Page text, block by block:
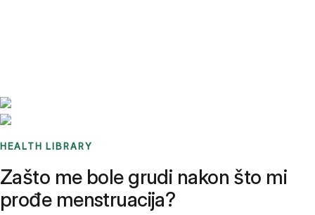
HEALTH LIBRARY
Zašto me bole grudi nakon što mi
prođe menstruacija?